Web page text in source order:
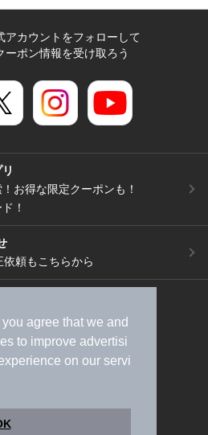
agree that we and
to improve advertisi
on our servi
アカウントをフォローして
ーポン情報を受け取ろう
お得な限定クーポンも！
！
頼もこちらから
請求）
広告出稿のご案内
スタイルMEMBERS+規約
く表記
ヘルプ
採用情報